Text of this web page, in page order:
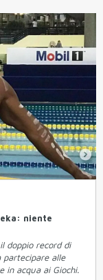
niente
doppio record di
partecipare alle
in acqua ai Giochi.